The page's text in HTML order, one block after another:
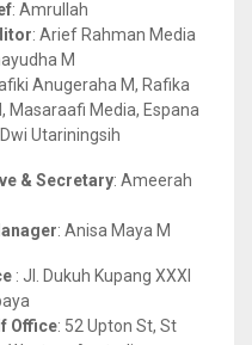
R
H
: Amrullah
: Arief Rahman Media
M
Anugeraha M, Rafika
Masaraafi Media, Espana
Utariningsih
& Secretary: Ameerah
: Anisa Maya M
: Jl. Dukuh Kupang XXXI
Office: 52 Upton St, St